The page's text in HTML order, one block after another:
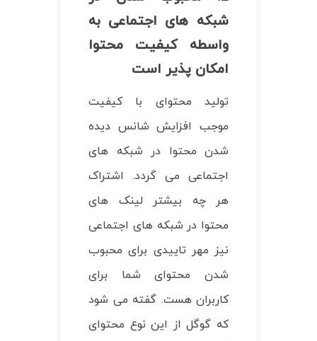
شبکه های اجتماعی به
واسطه کیفیت محتوا
امکان پذیر است
تولید محتوای با کیفیت
موجب افزایش شانس دیده
شدن محتوا در شبکه های
اجتماعی می گردد. اشتراک
هر چه بیشتر لینک های
محتوا در شبکه های اجتماعی
نیز مهر تاییدی برای محبوب
شدن محتوای شما برای
کاربران هست. گفته می شود
که گوگل از این نوع محتوای